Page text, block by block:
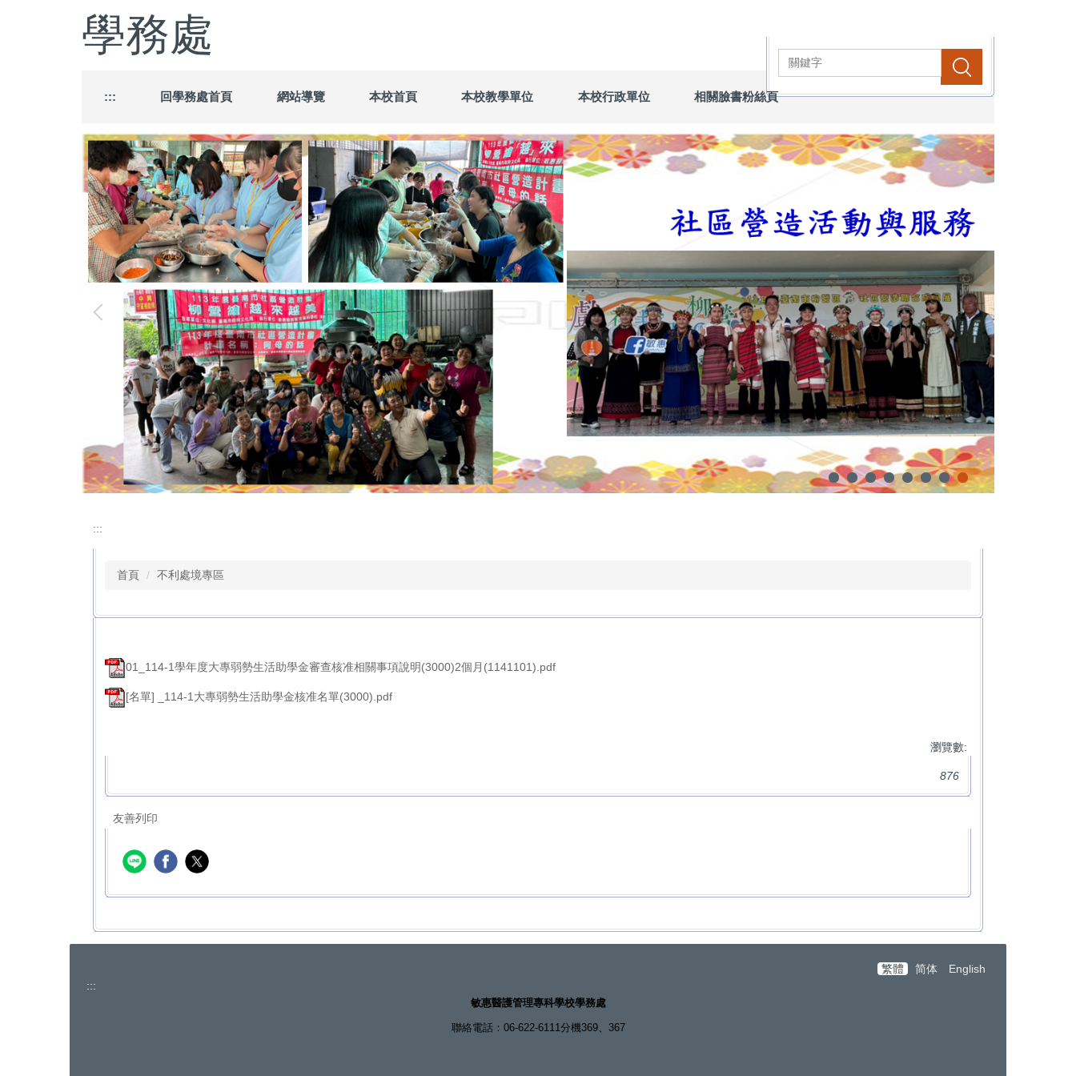
學務處
搜尋
::: 回學務處首頁 網站導覽 本校首頁 本校教學單位 本校行政單位 相關臉書粉絲頁
:::
首頁 不利處境專區
01_114-1學年度大專弱勢生活助學金審查核准相關事項說明(3000)2個月(1141101).pdf
[名單] _114-1大專弱勢生活助學金核准名單(3000).pdf
瀏覽數:
876
友善列印
繁體 简体
English
:::
敏惠醫護管理專科學校學務處
聯絡電話：06-622-6111分機369、367